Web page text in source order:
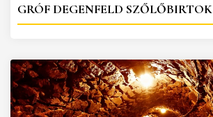
GRÓF DEGENFELD SZŐLŐBIRTOK